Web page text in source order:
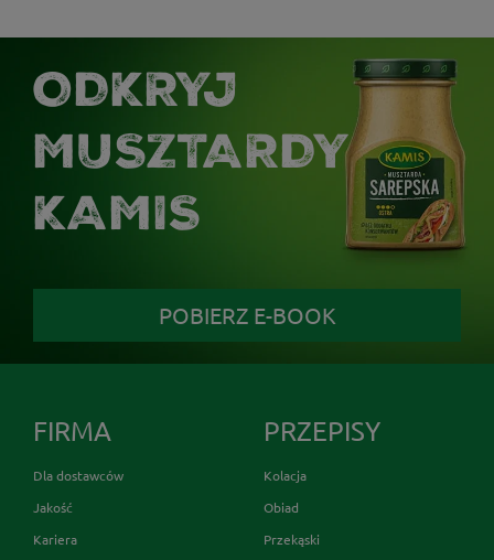
ODKRYJ
MUSZTARDY
KAMIS
POBIERZ E-BOOK
FIRMA
Dla dostawców
Jakość
Kariera
PRZEPISY
Kolacja
Obiad
Przekąski